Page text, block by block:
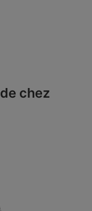
chez